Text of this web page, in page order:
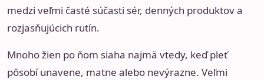
medzi veľmi časté súčasti sér, denných produktov a
rozjasňujúcich rutín.
Mnoho žien po ňom siaha najmä vtedy, keď pleť
pôsobí unavene, matne alebo nevýrazne. Veľmi